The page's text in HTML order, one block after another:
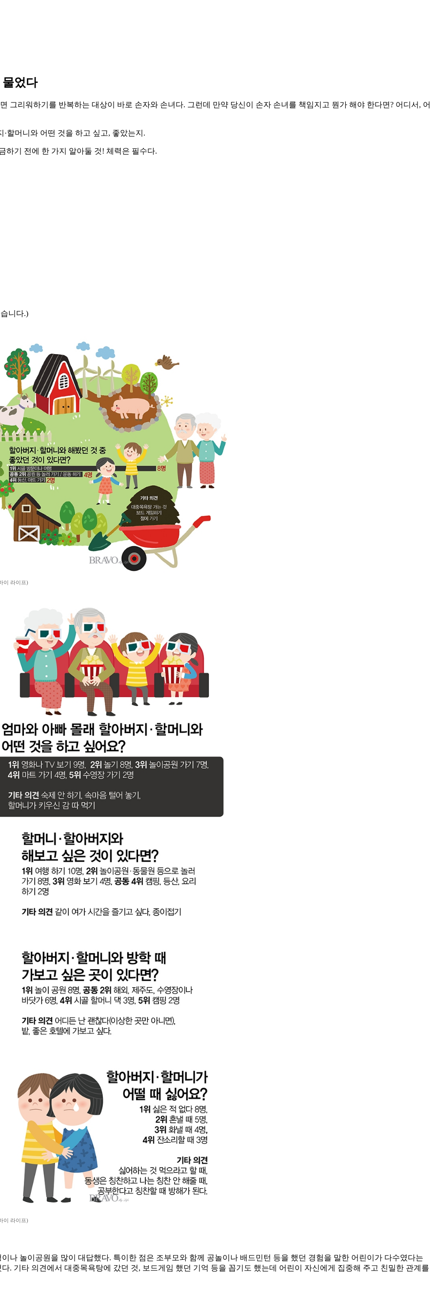
물었다
그리워하기를 반복하는 대상이 바로 손자와 손녀다. 그런데 만약 당신이 손자 손녀를 책임지고 뭔가 해야 한다면? 어디서, 어
할머니와 어떤 것을 하고 싶고, 좋았는지.
하기 전에 한 가지 알아둘 것! 체력은 필수다.
니다.)
이 라이프)
이 라이프)
나 놀이공원을 많이 대답했다. 특이한 점은 조부모와 함께 공놀이나 배드민턴 등을 했던 경험을 말한 어린이가 다수였다는
. 기타 의견에서 대중목욕탕에 갔던 것, 보드게임 했던 기억 등을 꼽기도 했는데 어린이 자신에게 집중해 주고 친밀한 관계를